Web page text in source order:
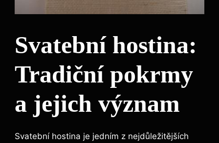
Svatební hostina:
Tradiční pokrmy
a jejich význam
Svatební hostina je jedním z nejdůležitějších